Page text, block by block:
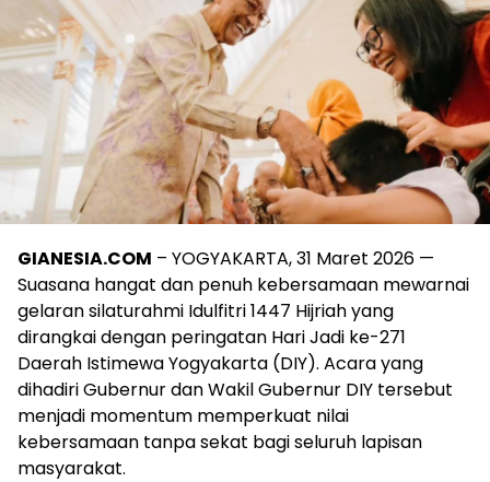
GIANESIA.COM – YOGYAKARTA, 31 Maret 2026 —
Suasana hangat dan penuh kebersamaan mewarnai
gelaran silaturahmi Idulfitri 1447 Hijriah yang
dirangkai dengan peringatan Hari Jadi ke-271
Daerah Istimewa Yogyakarta (DIY). Acara yang
dihadiri Gubernur dan Wakil Gubernur DIY tersebut
menjadi momentum memperkuat nilai
kebersamaan tanpa sekat bagi seluruh lapisan
masyarakat.